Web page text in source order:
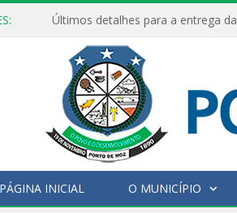
Últimos detalhes para a entrega
PÁGINA INICIAL O MUNICÍPIO